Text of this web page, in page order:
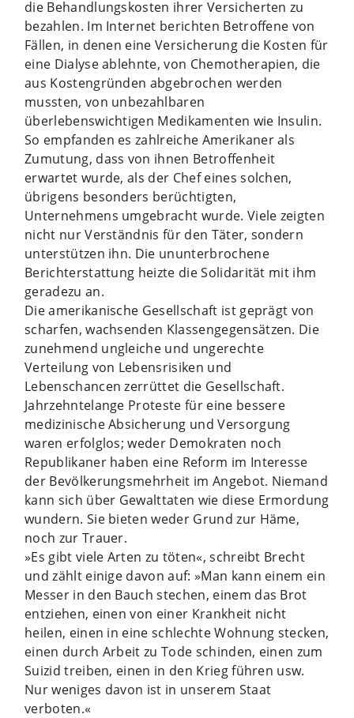
die Behandlungskosten ihrer Versicherten zu
bezahlen. Im Internet berichten Betroffene von
Fällen, in denen eine Versicherung die Kosten für
eine Dialyse ablehnte, von Chemotherapien, die
aus Kostengründen abgebrochen werden
mussten, von unbezahlbaren
überlebenswichtigen Medikamenten wie Insulin.
So empfanden es zahlreiche Amerikaner als
Zumutung, dass von ihnen Betroffenheit
erwartet wurde, als der Chef eines solchen,
übrigens besonders berüchtigten,
Unternehmens umgebracht wurde. Viele zeigten
nicht nur Verständnis für den Täter, sondern
unterstützen ihn. Die ununterbrochene
Berichterstattung heizte die Solidarität mit ihm
geradezu an.
Die amerikanische Gesellschaft ist geprägt von
scharfen, wachsenden Klassengegensätzen. Die
zunehmend ungleiche und ungerechte
Verteilung von Lebensrisiken und
Lebenschancen zerrüttet die Gesellschaft.
Jahrzehntelange Proteste für eine bessere
medizinische Absicherung und Versorgung
waren erfolglos; weder Demokraten noch
Republikaner haben eine Reform im Interesse
der Bevölkerungsmehrheit im Angebot. Niemand
kann sich über Gewalttaten wie diese Ermordung
wundern. Sie bieten weder Grund zur Häme,
noch zur Trauer.
»Es gibt viele Arten zu töten«, schreibt Brecht
und zählt einige davon auf: »Man kann einem ein
Messer in den Bauch stechen, einem das Brot
entziehen, einen von einer Krankheit nicht
heilen, einen in eine schlechte Wohnung stecken,
einen durch Arbeit zu Tode schinden, einen zum
Suizid treiben, einen in den Krieg führen usw.
Nur weniges davon ist in unserem Staat
verboten.«